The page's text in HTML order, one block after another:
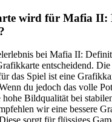
wird für Mafia II:
bei Mafia II:
entscheidend. Die
das Spiel ist eine
du jedoch das volle
hohe Bildqualität bei
wir eine bessere